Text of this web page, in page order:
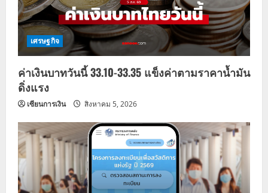
i
o
n
เศรษฐกิจ
ค่าเงินบาทวันนี้ 33.10-33.35 แข็งค่าตามราคาน้ำมัน
ดิ่งแรง
เซียนการเงิน สิงหาคม 5, 2026